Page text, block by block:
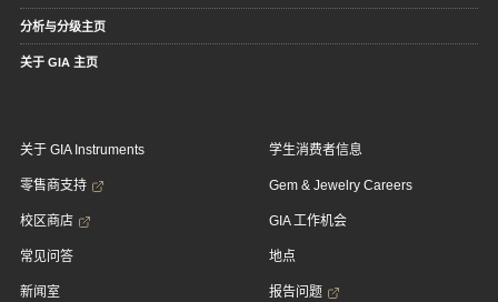
分析与分级主页
关于 GIA 主页
关于 GIA Instruments
零售商支持
校区商店
常见问答
新闻室
学生消费者信息
Gem & Jewelry Careers
GIA 工作机会
地点
报告问题